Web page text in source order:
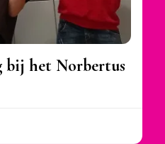
bij het Norbertus